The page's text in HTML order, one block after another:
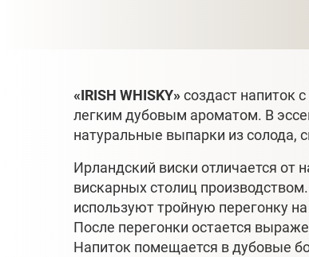
«IRISH WHISKY»создаст напиток
легким дубовым ароматом. В
натуральные выпарки из солода,
Ирландский виски отличается от
вискарных столиц
используют тройную перегонку
После перегонки остается
Напиток помещается в дубовые